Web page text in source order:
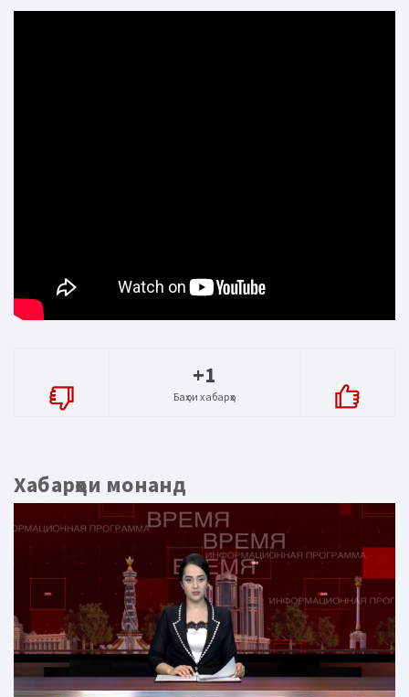
+1
Баҳои хабарҳо
Хабарҳои монанд